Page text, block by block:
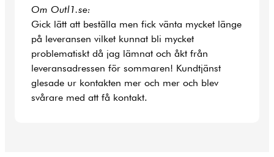
Om Outl1.se:
Gick lätt att beställa men fick vänta mycket länge
på leveransen vilket kunnat bli mycket
problematiskt då jag lämnat och åkt från
leveransadressen för sommaren! Kundtjänst
glesade ur kontakten mer och mer och blev
svårare med att få kontakt.